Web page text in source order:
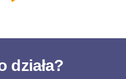
działa?